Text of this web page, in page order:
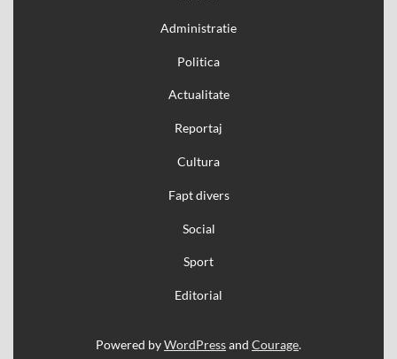
Administratie
Politica
Actualitate
Reportaj
Cultura
Fapt divers
Social
Sport
Editorial
Powered byWordPressand Courage.